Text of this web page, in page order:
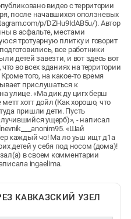
видео с территории
после начавшихся оползневых
p/DZHu9IdAB5u/). Автор
в асфальте, местами
тротуарную плитку и говорит
все работники
детей завезти, и вот здесь вот
во всех зданиях на территории
того, на какое-то время
прислушаться к
улице. «Ма дик ду цигх берш
хотт дойл (Как хорошо, что
пришли дети. Пусть
ущерб)», - написал
«Шай
каждый чо! Ма ло уьш ищт д1а
детей у себя под носом (дома)!
в своем комментарии
ingaelima.
КАВКАЗСКИЙ УЗЕЛ